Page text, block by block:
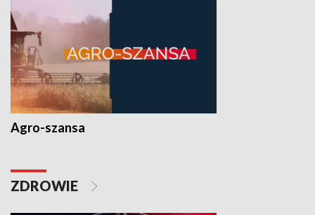
Agro-szansa
ZDROWIE